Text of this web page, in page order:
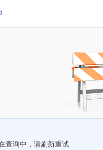
查询中，请刷新重试